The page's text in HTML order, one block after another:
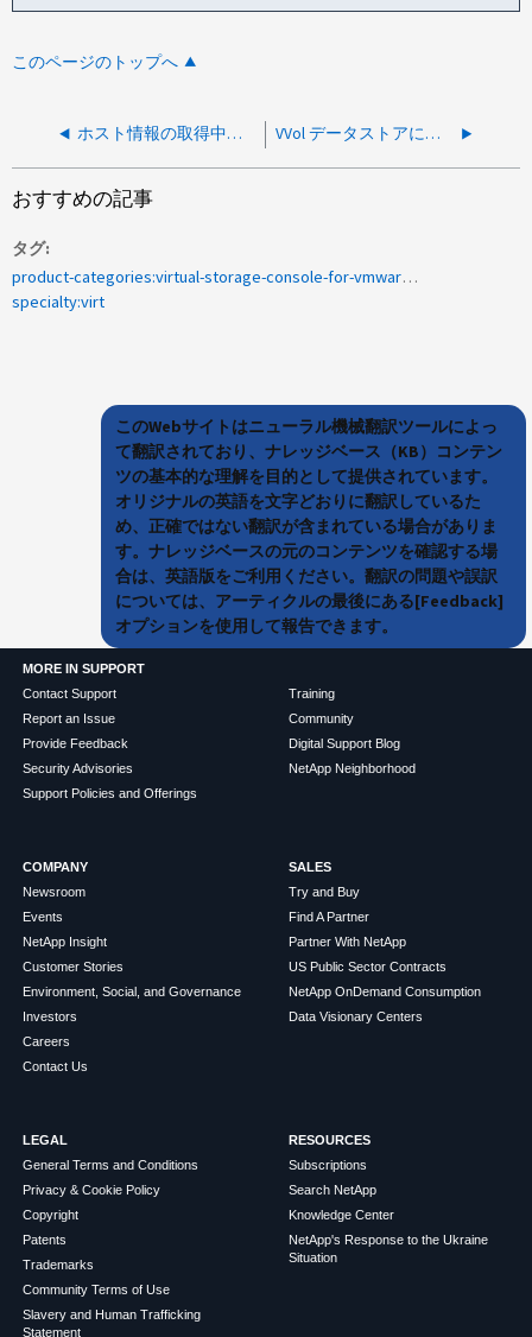
このページのトップへ
ホスト情報の取得中に VSC がエラーをスローする「ホストの追加フィールド値の検索中にエラーが発生しました」 VVol データストアに「 vSphere HA failed to create a configuration VVol for this datastore 」というアラームが表示されます
おすすめの記事
タグ
product-categories:virtual-storage-console-for-vmware-vsphere
specialty:virt
このWebサイトはニューラル機械翻訳ツールによっ
て翻訳されており、ナレッジベース（KB）コンテン
ツの基本的な理解を目的として提供されています。
オリジナルの英語を文字どおりに翻訳しているた
め、正確ではない翻訳が含まれている場合がありま
す。ナレッジベースの元のコンテンツを確認する場
合は、英語版をご利用ください。翻訳の問題や誤訳
については、アーティクルの最後にある[Feedback]
オプションを使用して報告できます。
MORE IN SUPPORT
Contact Support
Report an Issue
Provide Feedback
Security Advisories
Support Policies and Offerings
Training
Community
Digital Support Blog
NetApp Neighborhood
COMPANY
Newsroom
Events
NetApp Insight
Customer Stories
Environment, Social, and Governance
Investors
Careers
Contact Us
SALES
Try and Buy
Find A Partner
Partner With NetApp
US Public Sector Contracts
NetApp OnDemand Consumption
Data Visionary Centers
LEGAL
General Terms and Conditions
Privacy & Cookie Policy
Copyright
Patents
Trademarks
Community Terms of Use
Slavery and Human Trafficking
Statement
RESOURCES
Subscriptions
Search NetApp
Knowledge Center
NetApp's Response to the Ukraine
Situation